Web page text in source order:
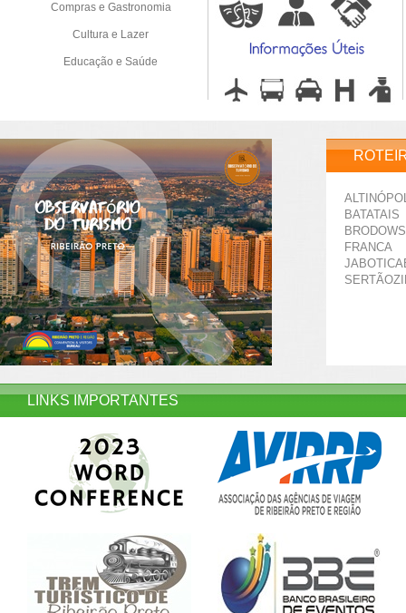
Compras e Gastronomia
Cultura e Lazer
Educação e Saúde
BATATAIS
FRANCA
LINKS IMPORTANTES